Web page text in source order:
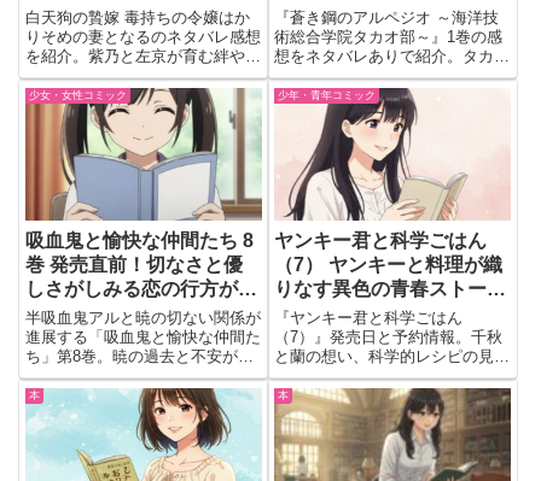
始まる和風あやかし婚姻譚
に心を奪われる
白天狗の贄嫁 毒持ちの令嬢はか
りそめの妻となるのネタバレ感想
を紹介。紫乃と左京が育む絆や和
風あやかしの世界観、切なく温か
な恋物語の魅力をまとめました。
｜タカオたちのゆるくて賑
やかな学院生活
『蒼き鋼のアルペジオ ～海洋技
術総合学院タカオ部～』1巻の感
想をネタバレありで紹介。タカオ
たちの学院生活やコミカルな掛け
合い、本編とは違う魅力をまとめ
ています。
少女・女性コミック
吸血鬼と愉快な仲間たち 8
巻 発売直前！切なさと優
しさがしみる恋の行方が気
になりすぎる🦇💔
半吸血鬼アルと暁の切ない関係が
進展する「吸血鬼と愉快な仲間た
ち」第8巻。暁の過去と不安が明
かされ、物語は新たな局面へ。
少年・青年コミック
ヤンキー君と科学ごはん
（7） ヤンキーと料理が織
りなす異色の青春ストーリ
ー最新巻！
『ヤンキー君と科学ごはん
（7）』発売日と予約情報。千秋
と蘭の想い、科学的レシピの見ど
ころを紹介。部活青春と実用的な
料理知識が光る最新巻。
本 本